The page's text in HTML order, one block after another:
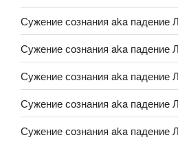
Сужение сознания aka падение
Сужение сознания aka падение
Сужение сознания aka падение
Сужение сознания aka падение
Сужение сознания aka падение